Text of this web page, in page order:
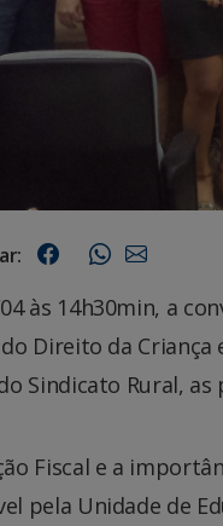
às 14h30min, a
Direito da Criança
Sindicato Rural, as
Fiscal e a
pela Unidade de